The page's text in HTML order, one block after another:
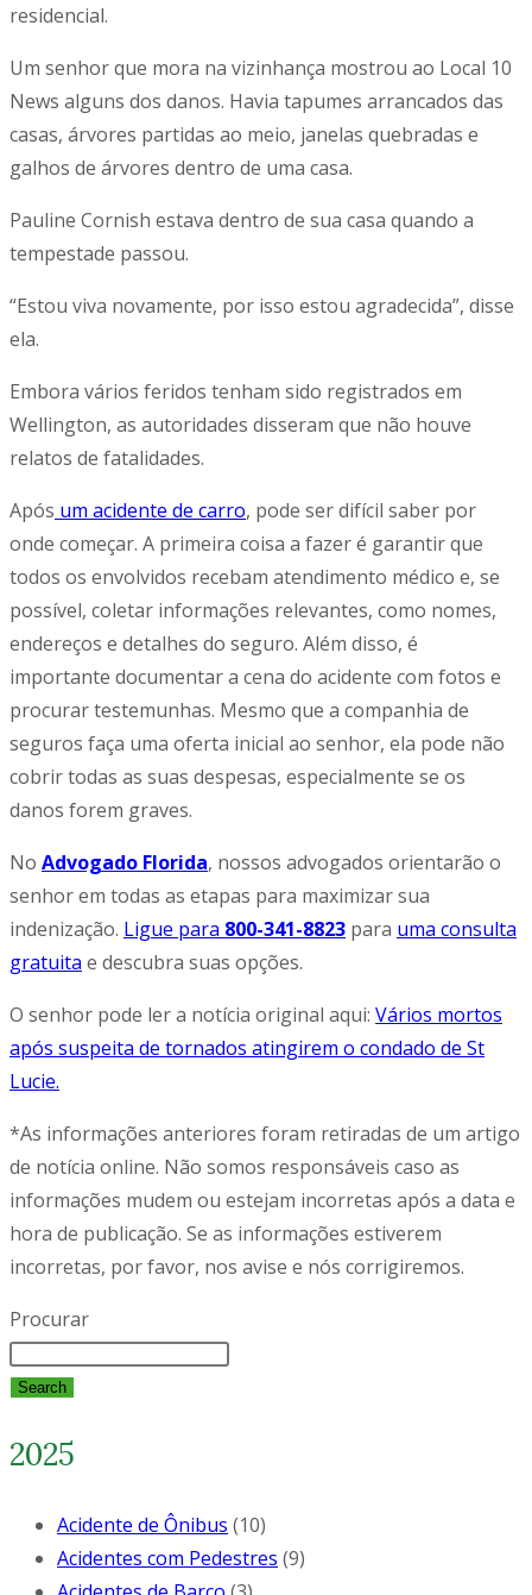
residencial.
Um senhor que mora na vizinhança mostrou ao Local 10
News alguns dos danos. Havia tapumes arrancados das
casas, árvores partidas ao meio, janelas quebradas e
galhos de árvores dentro de uma casa.
Pauline Cornish estava dentro de sua casa quando a
tempestade passou.
“Estou viva novamente, por isso estou agradecida”, disse
ela.
Embora vários feridos tenham sido registrados em
Wellington, as autoridades disseram que não houve
relatos de fatalidades.
Após um acidente de carro, pode ser difícil saber por
onde começar. A primeira coisa a fazer é garantir que
todos os envolvidos recebam atendimento médico e, se
possível, coletar informações relevantes, como nomes,
endereços e detalhes do seguro. Além disso, é
importante documentar a cena do acidente com fotos e
procurar testemunhas. Mesmo que a companhia de
seguros faça uma oferta inicial ao senhor, ela pode não
cobrir todas as suas despesas, especialmente se os
danos forem graves.
No Advogado Florida, nossos advogados orientarão o
senhor em todas as etapas para maximizar sua
indenização. Ligue para 800-341-8823 para uma consulta
gratuita e descubra suas opções.
O senhor pode ler a notícia original aqui: Vários mortos
após suspeita de tornados atingirem o condado de St
Lucie.
*As informações anteriores foram retiradas de um artigo
de notícia online. Não somos responsáveis caso as
informações mudem ou estejam incorretas após a data e
hora de publicação. Se as informações estiverem
incorretas, por favor, nos avise e nós corrigiremos.
Procurar
Search
2025
Acidente de Ônibus (10)
Acidentes com Pedestres (9)